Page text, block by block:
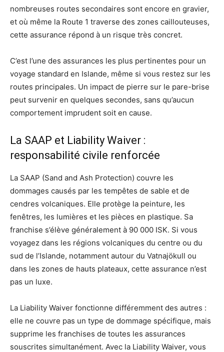
nombreuses routes secondaires sont encore en gravier,
et où même la Route 1 traverse des zones caillouteuses,
cette assurance répond à un risque très concret.
C’est l’une des assurances les plus pertinentes pour un
voyage standard en Islande, même si vous restez sur les
routes principales. Un impact de pierre sur le pare-brise
peut survenir en quelques secondes, sans qu’aucun
comportement imprudent soit en cause.
La SAAP et Liability Waiver :
responsabilité civile renforcée
La SAAP (Sand and Ash Protection) couvre les
dommages causés par les tempêtes de sable et de
cendres volcaniques. Elle protège la peinture, les
fenêtres, les lumières et les pièces en plastique. Sa
franchise s’élève généralement à 90 000 ISK. Si vous
voyagez dans les régions volcaniques du centre ou du
sud de l’Islande, notamment autour du Vatnajökull ou
dans les zones de hauts plateaux, cette assurance n’est
pas un luxe.
La Liability Waiver fonctionne différemment des autres :
elle ne couvre pas un type de dommage spécifique, mais
supprime les franchises de toutes les assurances
souscrites simultanément. Avec la Liability Waiver, vous